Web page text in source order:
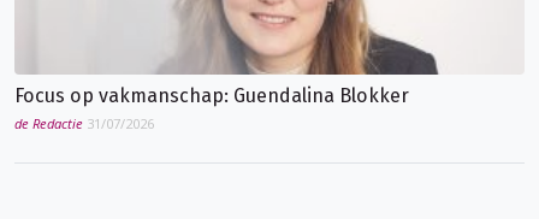
Focus op vakmanschap: Guendalina Blokker
de Redactie 31/07/2026